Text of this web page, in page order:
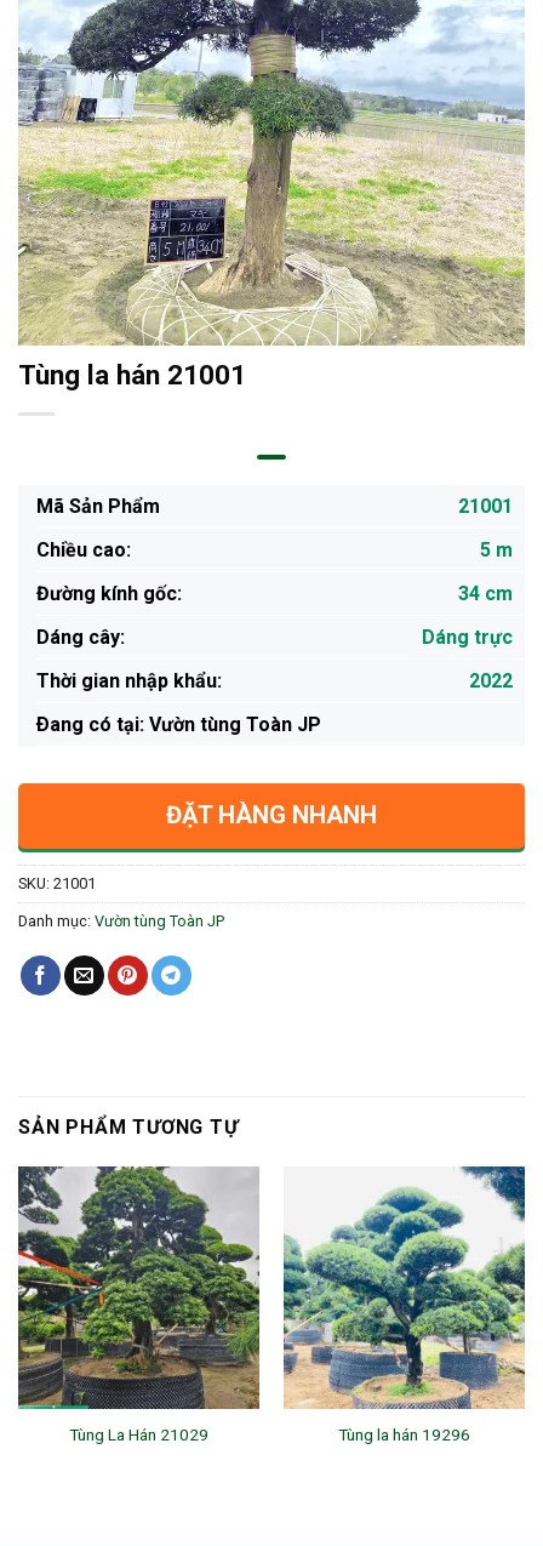
Tùng la hán 21001
Mã Sản Phẩm
21001
Chiều cao:
5 m
Đường kính gốc:
34 cm
Dáng cây:
Dáng trực
Thời gian nhập khẩu:
2022
Ðang có tại: Vườn tùng Toàn JP
ĐẶT HÀNG NHANH
SKU: 21001
Danh mục: Vườn tùng Toàn JP
SẢN PHẨM TƯƠNG TỰ
Tùng La Hán 21029 Tùng la hán 19296